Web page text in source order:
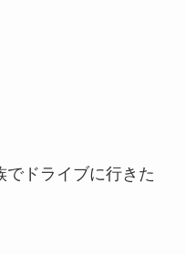
ドライブに行きた